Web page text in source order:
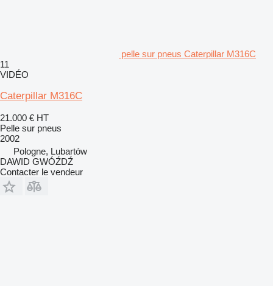
pelle sur pneus Caterpillar M316C
11
VIDÉO
Caterpillar M316C
21.000 € HT
Pelle sur pneus
2002
Pologne, Lubartów
DAWID GWÓŹDŹ
Contacter le vendeur